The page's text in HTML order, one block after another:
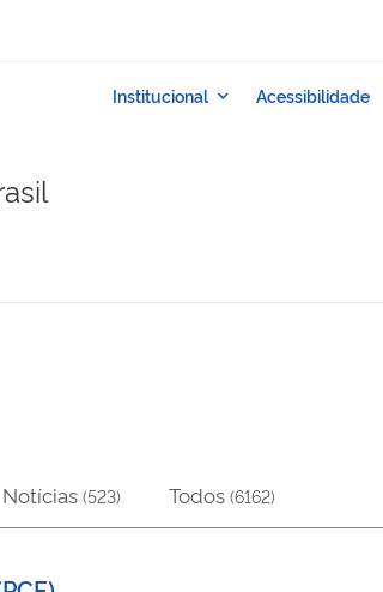
Notícias (523) Todos (6162)